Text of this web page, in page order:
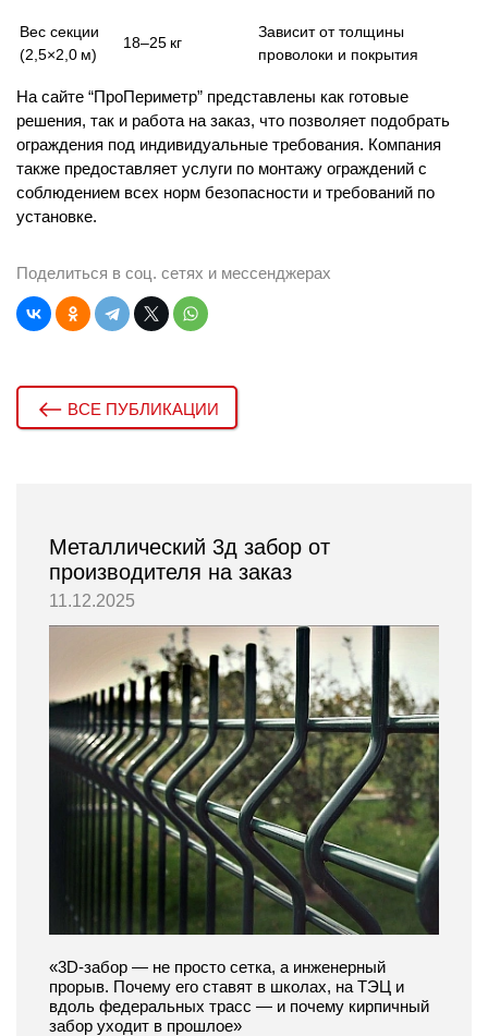
Вес секции
(2,5×2,0 м)
18–25 кг
Зависит от толщины
проволоки и покрытия
На сайте “ПроПериметр” представлены как готовые
решения, так и работа на заказ, что позволяет подобрать
ограждения под индивидуальные требования. Компания
также предоставляет услуги по монтажу ограждений с
соблюдением всех норм безопасности и требований по
установке.
Поделиться в соц. сетях и мессенджерах
ВСЕ ПУБЛИКАЦИИ
Металлический 3д забор от
производителя на заказ
11.12.2025
«3D-забор — не просто сетка, а инженерный
прорыв. Почему его ставят в школах, на ТЭЦ и
вдоль федеральных трасс — и почему кирпичный
забор уходит в прошлое»